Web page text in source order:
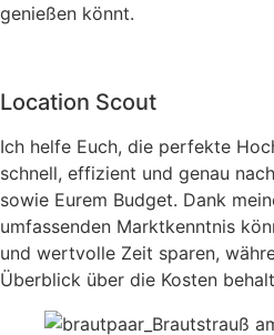
genießen könnt.
Location Scout
Ich helfe Euch, die perfekte
schnell, effizient und genau
sowie Eurem Budget. Dank
umfassenden Marktkenntnis
und wertvolle Zeit sparen,
Überblick über die Kosten